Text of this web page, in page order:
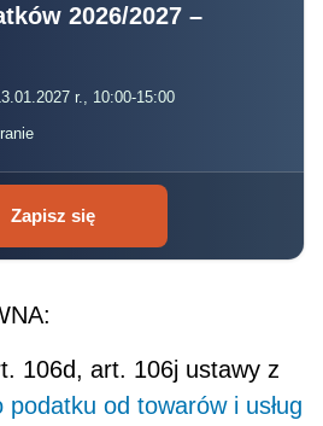
2026/2027 –
r., 10:00-15:00
Zapisz się
106d, art. 106j ustawy z
podatku od towarów i usług